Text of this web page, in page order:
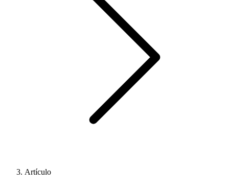
Artículo